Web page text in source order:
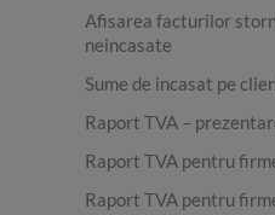
Afisarea facturilor
neincasate
Sume de incasat pe
Raport TVA –
Raport TVA pentru
Raport TVA pentru